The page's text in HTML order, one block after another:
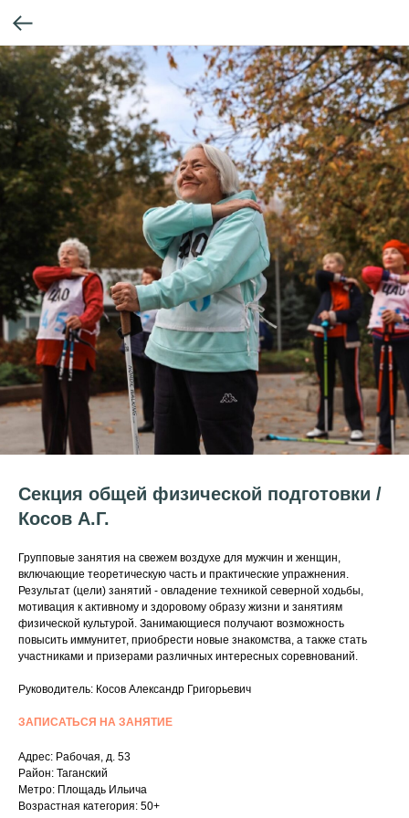
Секция общей физической подготовки /
Косов А.Г.
Групповые занятия на свежем воздухе для мужчин и женщин,
включающие теоретическую часть и практические упражнения.
Результат (цели) занятий - овладение техникой северной ходьбы,
мотивация к активному и здоровому образу жизни и занятиям
физической культурой. Занимающиеся получают возможность
повысить иммунитет, приобрести новые знакомства, а также стать
участниками и призерами различных интересных соревнований.
Руководитель: Косов Александр Григорьевич
ЗАПИСАТЬСЯ НА ЗАНЯТИЕ
Адрес: Рабочая, д. 53
Район: Таганский
Метро: Площадь Ильича
Возрастная категория: 50+